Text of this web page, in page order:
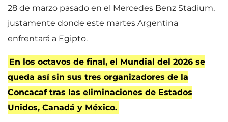
28 de marzo pasado en el Mercedes Benz Stadium,
justamente donde este martes Argentina
enfrentará a Egipto.
En los octavos de final, el Mundial del 2026 se
queda así sin sus tres organizadores de la
Concacaf tras las eliminaciones de Estados
Unidos, Canadá y México.